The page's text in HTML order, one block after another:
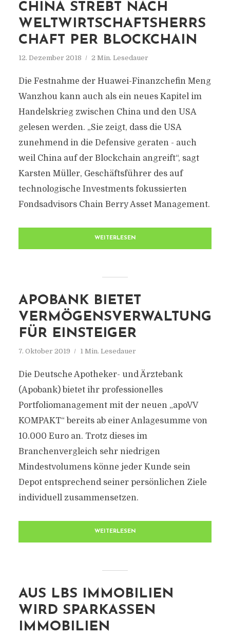
CHINA STREBT NACH
WELTWIRTSCHAFTSHERRS
CHAFT PER BLOCKCHAIN
12. Dezember 2018 2 Min. Lesedauer
Die Festnahme der Huawei-Finanzchefin Meng
Wanzhou kann auch als ein neues Kapitel im
Handelskrieg zwischen China und den USA
gelesen werden. „Sie zeigt, dass die USA
zunehmend in die Defensive geraten - auch
weil China auf der Blockchain angreift“, sagt
Karsten Müller, Geschäftsführer des auf
technologische Investments fokussierten
Fondsadvisors Chain Berry Asset Management.
WEITERLESEN
APOBANK BIETET
VERMÖGENSVERWALTUNG
FÜR EINSTEIGER
7. Oktober 2019 1 Min. Lesedauer
Die Deutsche Apotheker- und Ärztebank
(Apobank) bietet ihr professionelles
Portfoliomanagement mit der neuen „apoVV
KOMPAKT“ bereits ab einer Anlagesumme von
10.000 Euro an. Trotz dieses im
Branchenvergleich sehr niedrigen
Mindestvolumens könne jeder Kunde sein
Depot entsprechend seiner persönlichen Ziele
individuell zusammensetzen.
WEITERLESEN
AUS LBS IMMOBILIEN
WIRD SPARKASSEN
IMMOBILIEN